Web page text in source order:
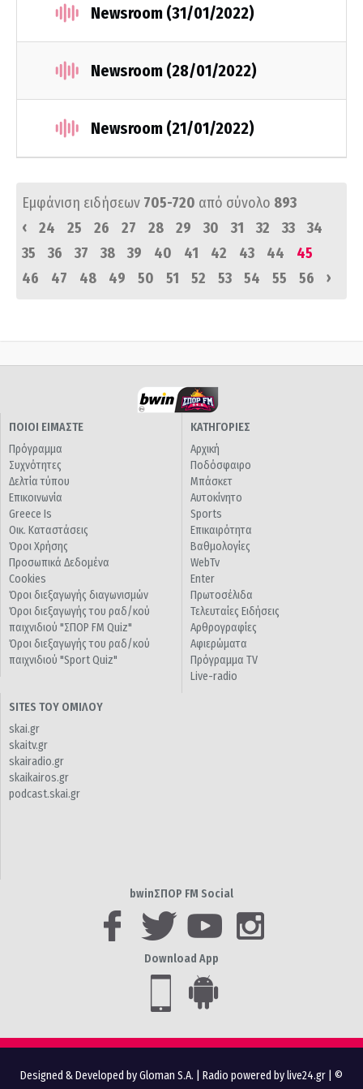
Newsroom (31/01/2022)
Newsroom (28/01/2022)
Newsroom (21/01/2022)
Εμφάνιση ειδήσεων 705-720 από σύνολο 893
‹
24 25 26 27 28 29 30 31 32 33
34
35
36 37 38 39 40 41 42 43 44
45
46
47 48 49 50 51 52 53 54 55 56 ›
ΠΟΙΟΙ ΕΙΜΑΣΤΕ
Πρόγραμμα
Συχνότητες
Δελτία τύπου
Επικοινωνία
Greece Is
Οικ. Καταστάσεις
Όροι Χρήσης
Προσωπικά Δεδομένα
Cookies
Όροι διεξαγωγής διαγωνισμών
Όροι διεξαγωγής του ραδ/κού
παιχνιδιού "ΣΠΟΡ FM Quiz"
Όροι διεξαγωγής του ραδ/κού
παιχνιδιού "Sport Quiz"
ΚΑΤΗΓΟΡΙΕΣ
Αρχική
Ποδόσφαιρο
Μπάσκετ
Αυτοκίνητο
Sports
Επικαιρότητα
Βαθμολογίες
WebTv
Enter
Πρωτοσέλιδα
Τελευταίες Ειδήσεις
Αρθρογραφίες
Αφιερώματα
Πρόγραμμα TV
Live-radio
SITES ΤΟΥ ΟΜΙΛΟΥ
skai.gr
skaitv.gr
skairadio.gr
skaikairos.gr
podcast.skai.gr
bwinΣΠΟΡ FM Social
Download App
Designed & Developed by Gloman S.A. Radio powered by live24.gr | ©